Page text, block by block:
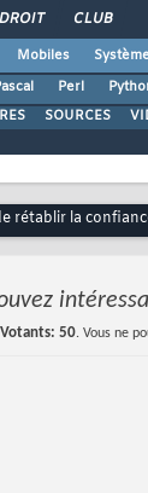
DROIT CLUB
Mobiles
Perl
SOURCES
rétablir la
Votants 50. Vous ne